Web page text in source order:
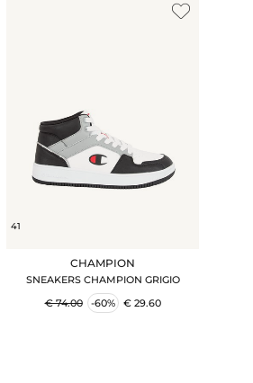
41
CHAMPION
SNEAKERS CHAMPION GRIGIO
€ 74.00
-60% € 29.60